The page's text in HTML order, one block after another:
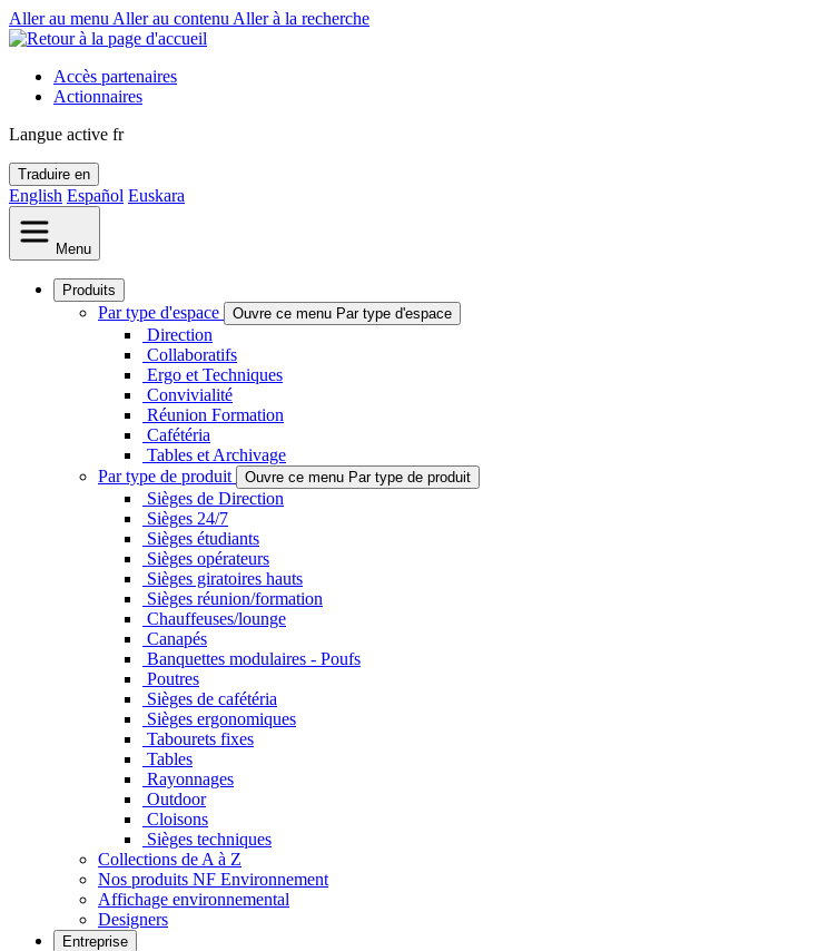
Aller au menu Aller au contenu Aller à la recherche
Accès partenaires
Actionnaires
Langue active fr
Traduire en
English Español Euskara
Menu
Produits
Par type d'espace Ouvre ce menu Par type d'espace
Direction
Collaboratifs
Ergo et Techniques
Convivialité
Réunion Formation
Cafétéria
Tables et Archivage
Par type de produit
Ouvre ce menu Par type de produit
Sièges de Direction
Sièges 24/7
Sièges étudiants
Sièges opérateurs
Sièges giratoires hauts
Sièges réunion/formation
Chauffeuses/lounge
Canapés
Banquettes modulaires - Poufs
Poutres
Sièges de cafétéria
Sièges ergonomiques
Tabourets fixes
Tables
Rayonnages
Outdoor
Cloisons
Sièges techniques
Collections de A à Z
Nos produits NF Environnement
Affichage environnemental
Designers
Entreprise